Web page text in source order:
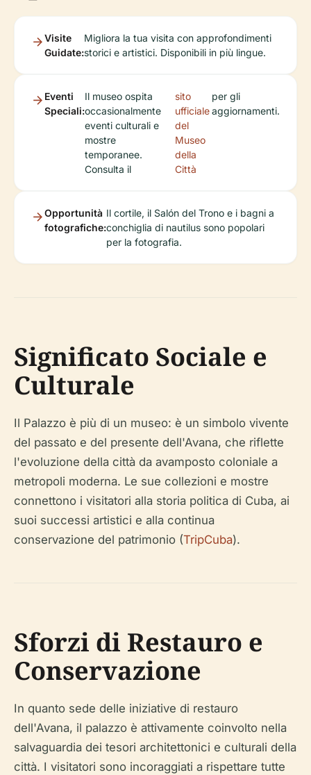
Visite
Guidate:
Migliora la tua visita con approfondimenti
storici e artistici. Disponibili in più lingue.
Eventi
Speciali:
Il museo ospita
occasionalmente
eventi culturali e
mostre
temporanee.
Consulta il
sito
ufficiale
del
Museo
della
Città
per gli
aggiornamenti.
Opportunità
fotografiche:
Il cortile, il Salón del Trono e i bagni a
conchiglia di nautilus sono popolari
per la fotografia.
Significato Sociale e
Culturale
Il Palazzo è più di un museo: è un simbolo vivente
del passato e del presente dell'Avana, che riflette
l'evoluzione della città da avamposto coloniale a
metropoli moderna. Le sue collezioni e mostre
connettono i visitatori alla storia politica di Cuba, ai
suoi successi artistici e alla continua
conservazione del patrimonio (TripCuba).
Sforzi di Restauro e
Conservazione
In quanto sede delle iniziative di restauro
dell'Avana, il palazzo è attivamente coinvolto nella
salvaguardia dei tesori architettonici e culturali della
città. I visitatori sono incoraggiati a rispettare tutte